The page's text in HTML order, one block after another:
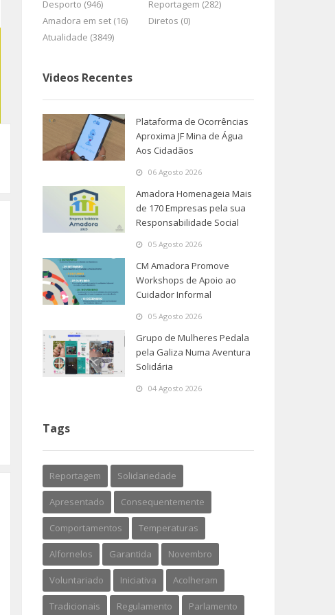
Desporto (946)
Reportagem (282)
Amadora em set (16)
Diretos (0)
Atualidade (3849)
Videos Recentes
Plataforma de Ocorrências
Aproxima JF Mina de Água
Aos Cidadãos
06 Agosto 2026
Amadora Homenageia Mais
de 170 Empresas pela sua
Responsabilidade Social
05 Agosto 2026
CM Amadora Promove
Workshops de Apoio ao
Cuidador Informal
05 Agosto 2026
Grupo de Mulheres Pedala
pela Galiza Numa Aventura
Solidária
04 Agosto 2026
Tags
Reportagem Solidariedade
Apresentado Consequentemente
Comportamentos Temperaturas
Alfornelos Garantida Novembro
Voluntariado Iniciativa Acolheram
Tradicionais Regulamento Parlamento